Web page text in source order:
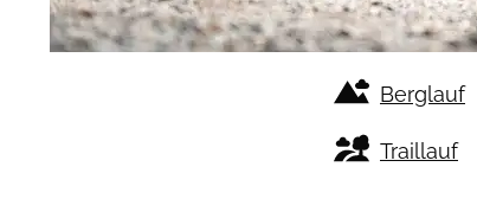
Berglauf
Traillauf